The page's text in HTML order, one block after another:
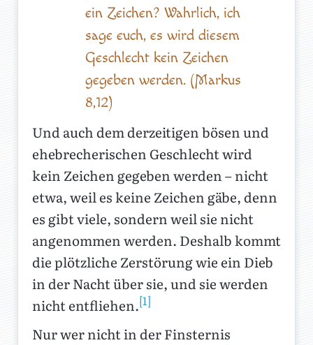
ein Zeichen? Wahrlich, ich
sage euch, es wird diesem
Geschlecht kein Zeichen
gegeben werden. (Markus
8,12)
Und auch dem derzeitigen bösen und
ehebrecherischen Geschlecht wird
kein Zeichen gegeben werden – nicht
etwa, weil es keine Zeichen gäbe, denn
es gibt viele, sondern weil sie nicht
angenommen werden. Deshalb kommt
die plötzliche Zerstörung wie ein Dieb
in der Nacht über sie, und sie werden
nicht entfliehen.[1]
Nur wer nicht in der Finsternis